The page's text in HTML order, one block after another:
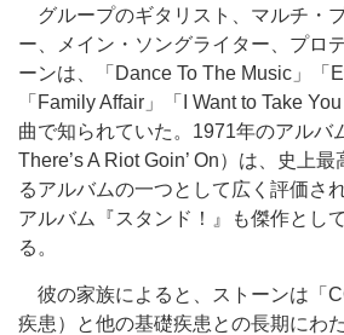
グループのギタリスト、マルチ・
ー、メイン・ソングライター、プロ
ーンは、「Dance To The Music」「
「Family Affair」「I Want to Take
曲で知られていた。1971年のアルバ
There’s A Riot Goin’ On）は、史上
るアルバムの一つとして広く評価さ
アルバム『スタンド！』も傑作とし
る。
彼の家族によると、ストーンは「
疾患）と他の基礎疾患との長期にわ